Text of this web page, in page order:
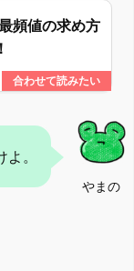
頻値の求め方
やまの
。